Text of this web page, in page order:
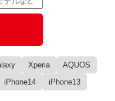
Xperia
AQUOS
iPhone14
iPhone13